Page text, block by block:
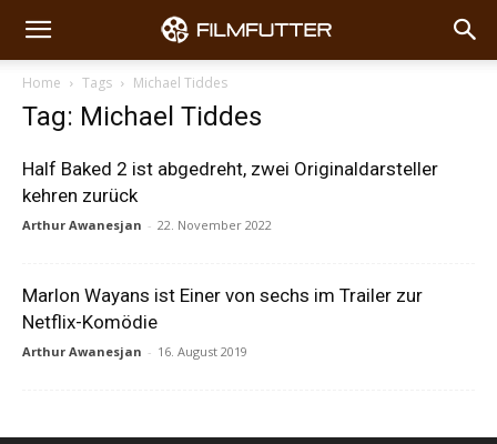
Home Tags Michael Tiddes
Tag: Michael Tiddes
Half Baked 2 ist abgedreht, zwei Originaldarsteller
kehren zurück
Arthur Awanesjan - 22. November 2022
Marlon Wayans ist Einer von sechs im Trailer zur
Netflix-Komödie
Arthur Awanesjan - 16. August 2019